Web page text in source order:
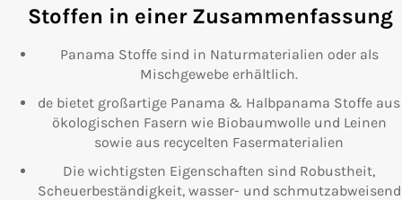
Stoffen in einer Zusammenfassung
Panama Stoffe sind in Naturmaterialien oder als
Mischgewebe erhältlich.
de bietet großartige Panama & Halbpanama Stoffe aus
ökologischen Fasern wie Biobaumwolle und Leinen
sowie aus recycelten Fasermaterialien
Die wichtigsten Eigenschaften sind Robustheit,
Scheuerbeständigkeit, wasser- und schmutzabweisend